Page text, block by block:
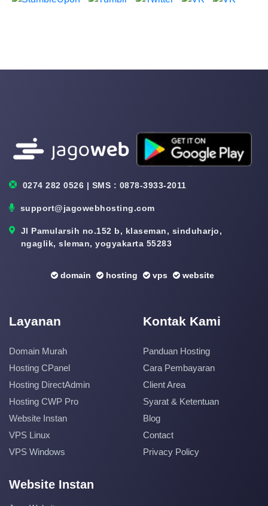
0274 282 0526 | SMS : 0878-3933-2011
support@jagowebhosting.com
Jl Pamularsih no.152 b, klaseman, sinduharjo,
ngaglik, sleman, yogyakarta 55283
domain hosting vps website
Layanan
Domain Murah
Hosting CPanel
Hosting DirectAdmin
Hosting CWP Pro
Website Instan
VPS Linux
VPS Windows
Kontak Kami
Panduan Hosting
Cara Pembayaran
Client Area
Syarat & Ketentuan
Blog
Contact
Privacy Policy
Website Instan